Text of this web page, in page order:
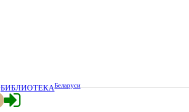
БИБЛИОТЕКАБеларуси